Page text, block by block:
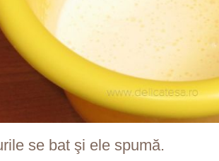
se bat şi ele spumă.